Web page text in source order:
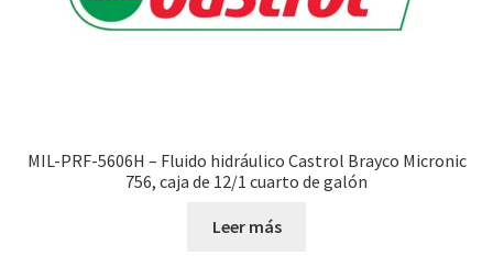
MIL-PRF-5606H – Fluido hidráulico Castrol Brayco Micronic
756, caja de 12/1 cuarto de galón
Leer más